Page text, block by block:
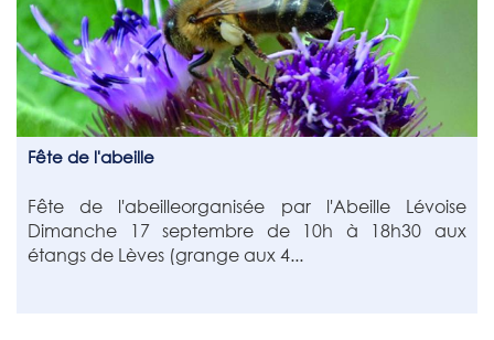
Fête de l'abeille
Fête de l'abeilleorganisée par l'Abeille Lévoise
Dimanche 17 septembre de 10h à 18h30 aux
étangs de Lèves (grange aux 4...